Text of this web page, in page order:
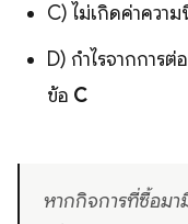
C) ไม่เกิดค่าควา
D) กำไรจากการต่
ข้อ C
หากกิจการที่ซื้อมา